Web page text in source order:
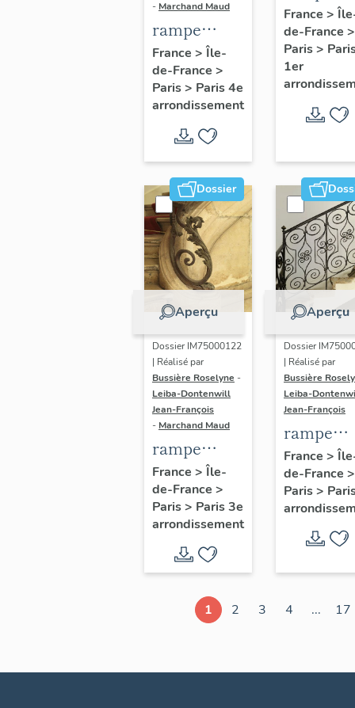
- Marchand Maud
rampe
d'appui,
escalier de
la maison à
cochère
dite hôtel
Charpentier
(non étudié)
France > Île-
de-France >
Paris> Paris 4e
arrondissement
d'appui,
escalier
la
porte
cochère
(non
France >
de-France >
Paris>
1er
Dossier
Aperçu
Dossier IM75000122
| Réalisé par
Bussière Roselyne -
Leiba-Dontenwill
Jean-François
- Marchand Maud
rampe
d'appui,
escalier de
la maison à
cochère
(non étudié)
France > Île-
de-France >
Paris> Paris 3e
arrondissement
Aperçu
Dossier
| Réalisé par
Bussière
Leiba-
Jean-François
rampe
d'appui,
escalier
la
cochère
(non
France >
de-France >
Paris>
1 2 3 4 ... 17